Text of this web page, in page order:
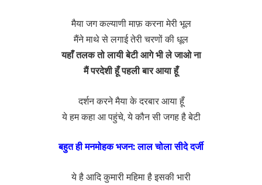
मैया जग कल्याणी माफ़ करना मेरी भूल
मैंने माथे से लगाई तेरी चरणों की धूल
यहाँ तलक तो लायी बेटी आगे भी ले जाओ ना
मैं परदेशी हूँ पहली बार आया हूँ
दर्शन करने मैया के दरबार आया हूँ
ये हम कहा आ पहुंचे, ये कौन सी जगह है बेटी
बहुत ही मनमोहक भजन: लाल चोला सीदे दर्जी
ये है आदि कुमारी महिमा है इसकी भारी